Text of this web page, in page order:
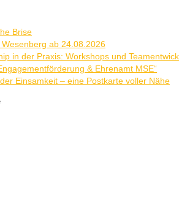
Brise
ab 24.08.2026
in der Praxis: Workshops und
& Ehrenamt MSE“
Einsamkeit – eine Postkarte voller Nähe